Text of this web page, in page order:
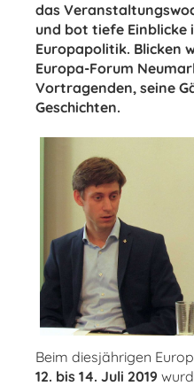
das
und bot tiefe Einblicke
Europapolitik. Blicken
Europa-Forum
Vortragenden, seine
Geschichten.
Beim diesjährigen
12. bis 14. Juli 2019